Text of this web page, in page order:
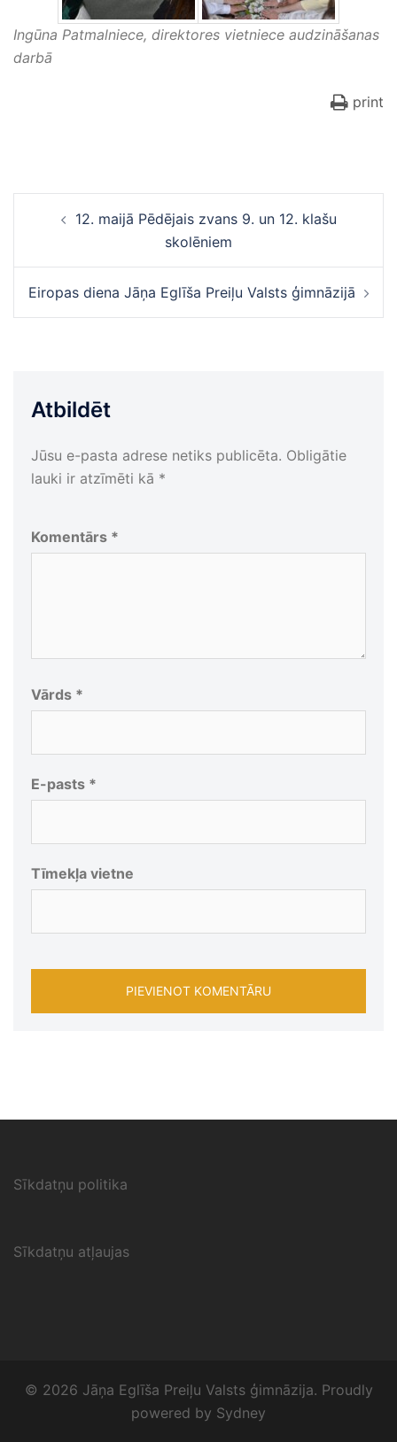
Ingūna Patmalniece, direktores vietniece audzināšanas
darbā
print
navigācija12. maijā Pēdējais zvans 9. un 12. klašu
skolēniem
Eiropas diena Jāņa Eglīša Preiļu Valsts ģimnāzijā
Atbildēt
Jūsu e-pasta adrese netiks publicēta. Obligātie
lauki ir atzīmēti kā *
Komentārs *
Vārds *
E-pasts *
Tīmekļa vietne
Sīkdatņu politika
Sīkdatņu atļaujas
© 2026 Jāņa Eglīša Preiļu Valsts ģimnāzija. Proudly
powered by Sydney